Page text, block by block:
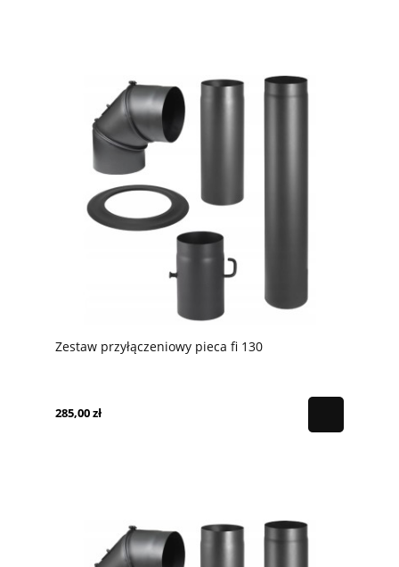
Zestaw przyłączeniowy pieca fi 130
285,00 zł